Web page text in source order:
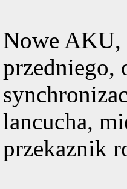
Nowe AKU,
przedniego,
lancucha,
przekaznik